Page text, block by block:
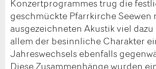
Konzertprogrammes trug die
geschmückte Pfarrkirche Seewen
ausgezeichneten Akustik viel dazu
allem der besinnliche Charakter
Jahreswechsels ebenfalls
Diese Zusammenhänge wurden